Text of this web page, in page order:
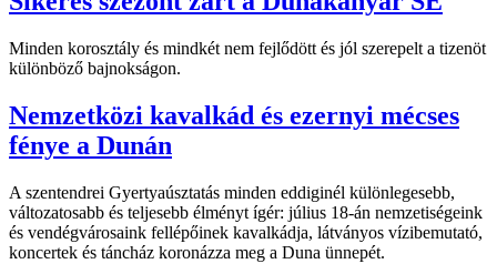
Minden korosztály és mindkét nem fejlődött és jól szerepelt a tizenöt
különböző bajnokságon.
Nemzetközi kavalkád és ezernyi mécses
fénye a Dunán
A szentendrei Gyertyaúsztatás minden eddiginél különlegesebb,
változatosabb és teljesebb élményt ígér: július 18-án nemzetiségeink
és vendégvárosaink fellépőinek kavalkádja, látványos vízibemutató,
koncertek és táncház koronázza meg a Duna ünnepét.